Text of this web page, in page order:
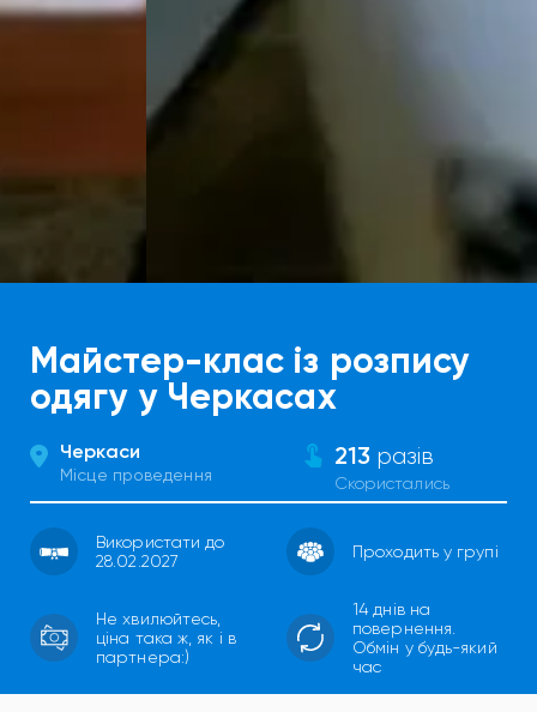
Майстер-клас із розпису
одягу у Черкасах
Черкаси
Місце проведення
213разів
Скористались
Використати до
28.02.2027
Проходить у групі
Не хвилюйтесь,
ціна така ж, як і в
партнера:)
14 днів на
повернення.
Обмін у будь-який
час